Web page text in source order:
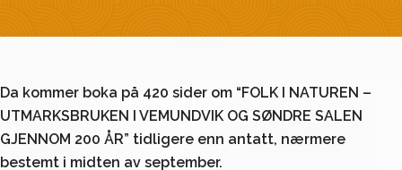
Da kommer boka på 420 sider om “FOLK I NATUREN –
UTMARKSBRUKEN I VEMUNDVIK OG SØNDRE SALEN
GJENNOM 200 ÅR” tidligere enn antatt, nærmere
bestemt i midten av september.